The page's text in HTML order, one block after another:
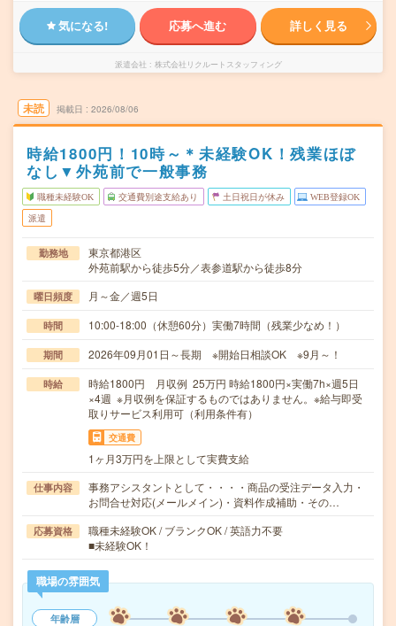
気になる! 応募へ進む 詳しく見る
派遣会社 株式会社リクルートスタッフィング
未読 掲載日 2026/08/06
時給1800円！10時～＊未経験OK！残業ほぼ
なし▼外苑前で一般事務
職種未経験OK 交通費別途支給あり 土日祝日が休み WEB登録OK
派遣
勤務地
東京都港区
外苑前駅から徒歩5分／表参道駅から徒歩8分
曜日頻度 月～金／週5日
時間 10:00-18:00（休憩60分）実働7時間（残業少なめ！）
期間 2026年09月01日～長期 ※開始日相談OK ※9月～！
時給
時給1800円 月収例 25万円 時給1800円×実働7h×週5日
×4週 ※月収例を保証するものではありません。※給与即受
取りサービス利用可（利用条件有）
交通費
1ヶ月3万円を上限として実費支給
仕事内容
事務アシスタントとして・・・・商品の受注データ入力・
お問合せ対応(メールメイン)・資料作成補助・その…
応募資格
職種未経験OK / ブランクOK / 英語力不要
■未経験OK！
職場の雰囲気
年齢層